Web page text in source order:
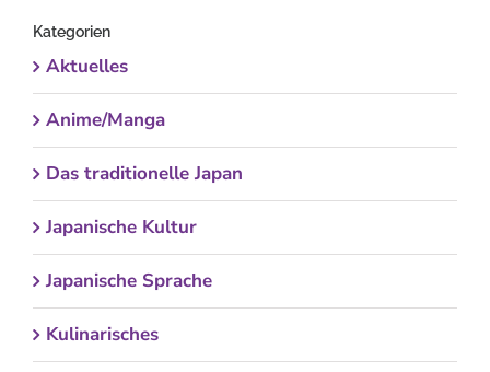
Kategorien
Aktuelles
Anime/Manga
Das traditionelle Japan
Japanische Kultur
Japanische Sprache
Kulinarisches